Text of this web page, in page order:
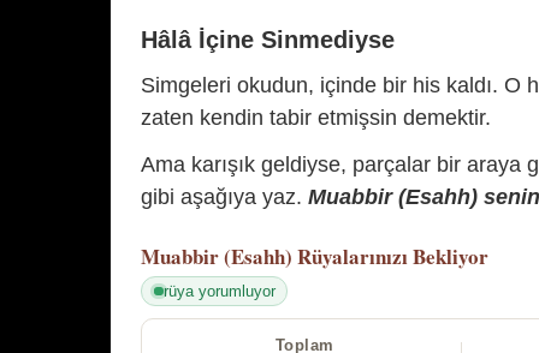
Hâlâ İçine Sinmediyse
Simgeleri okudun, içinde bir his kaldı. O
zaten kendin tabir etmişsin demektir.
Ama karışık geldiyse, parçalar bir araya
gibi aşağıya yaz. Muabbir (Esahh)
Muabbir (Esahh) Rüyalarınızı Bekliyor
rüya yorumluyor
Toplam